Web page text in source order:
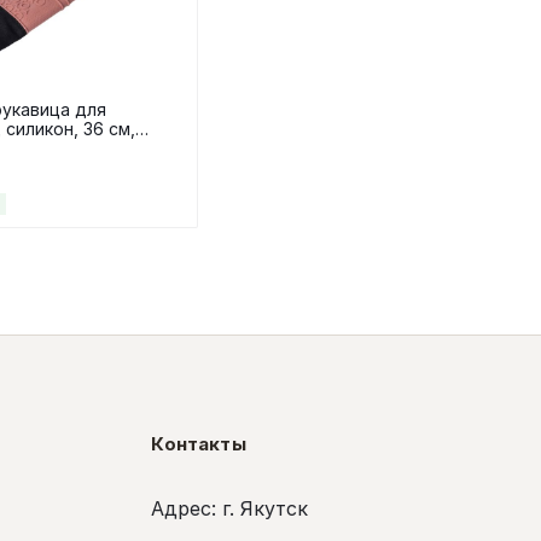
для
силикон, 36 см,
Контакты
Адрес: г. Якутск